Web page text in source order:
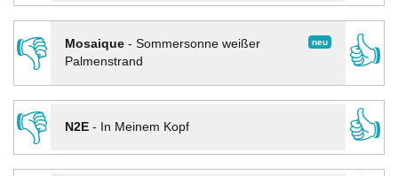
👎
neu
Mosaique- Sommersonne weißer
Palmenstrand
👍
👎
N2E- In Meinem Kopf
👍